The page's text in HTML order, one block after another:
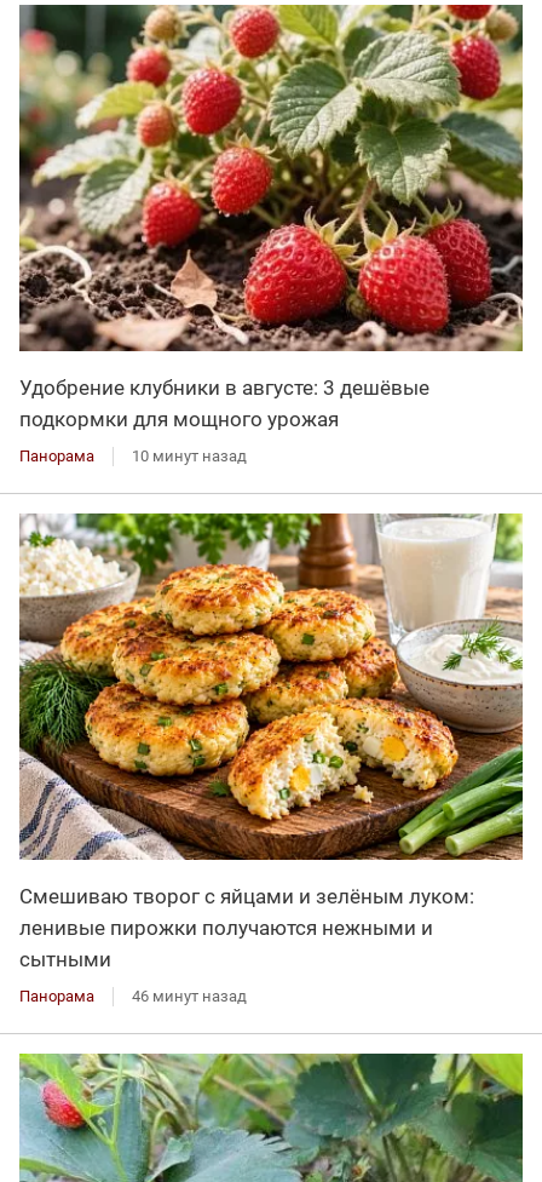
Удобрение клубники в августе: 3 дешёвые
подкормки для мощного урожая
Панорама 10 минут назад
Смешиваю творог с яйцами и зелёным луком:
ленивые пирожки получаются нежными и
сытными
Панорама 46 минут назад